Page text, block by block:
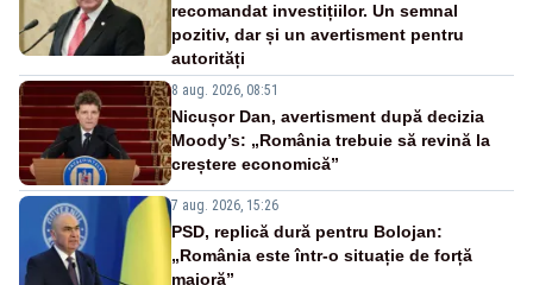
recomandat investițiilor. Un semnal
pozitiv, dar și un avertisment pentru
autorități
8 aug. 2026, 08:51
Nicușor Dan, avertisment după decizia
Moody’s: „România trebuie să revină la
creștere economică”
7 aug. 2026, 15:26
PSD, replică dură pentru Bolojan:
„România este într-o situație de forță
majoră”